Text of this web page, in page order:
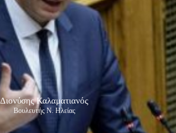
Διονύσης Καλαματιανός
Βουλευτής Ν. Ηλείας